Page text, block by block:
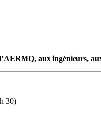
aux ingénieurs,
30)